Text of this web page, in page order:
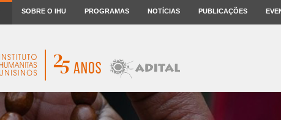
SOBRE O IHU PROGRAMAS NOTÍCIAS PUBLICAÇÕES